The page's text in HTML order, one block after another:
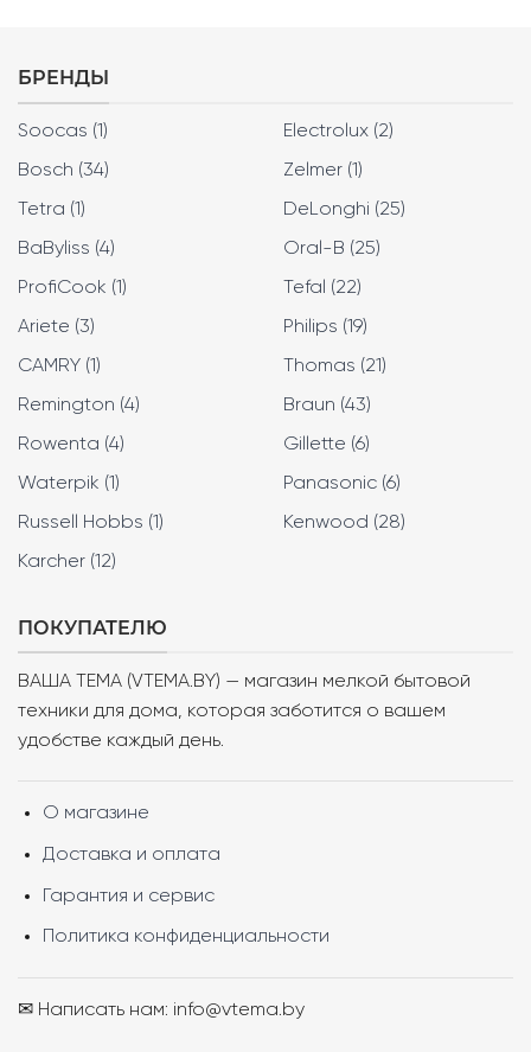
БРЕНДЫ
Soocas (1) Electrolux (2)
Bosch (34) Zelmer (1)
Tetra (1) DeLonghi (25)
BaByliss (4) Oral-B (25)
ProfiCook (1) Tefal (22)
Ariete (3) Philips (19)
CAMRY (1) Thomas (21)
Remington (4) Braun (43)
Rowenta (4) Gillette (6)
Waterpik (1) Panasonic (6)
Russell Hobbs (1) Kenwood (28)
Karcher (12)
ПОКУПАТЕЛЮ
ВАША ТЕМА (VTEMA.BY) — магазин мелкой бытовой
техники для дома, которая заботится о вашем
удобстве каждый день.
О магазине
Доставка и оплата
Гарантия и сервис
Политика конфиденциальности
✉ Написать нам: info@vtema.by